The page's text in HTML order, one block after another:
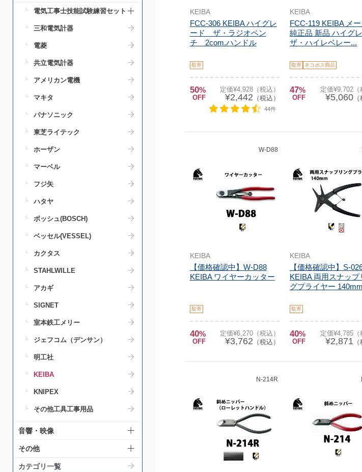
電気工事士技能試験練習セット
三和電気計器
電菱
共立電気計器
アメリカン電機
マキタ
パナソニック
東芝ライテック
ホーザン
マーベル
フジ矢
ハタヤ
ボッシュ(BOSCH)
ベッセル(VESSEL)
カクタス
STAHLWILLE
アカギ
SIGNET
室本鉄工メリー
ジェフコム（デンサン）
明工社
KEIBA
KNIPEX
その他工具工事用品
音響・映像
その他
カテゴリ一覧
KEIBA
FCC-306 KEIBA ハイグレ
ード ザ・ラジオペン
チ 2com.ハンドル
取寄
50%
OFF
定価¥4,928（税込）
¥2,442 （税込）
44件
KEIBA
FCC-119 KEIBA メ
純正品 新品 ハイグ
ザ・ハイレベレー...
取寄 ネコポス商品
47%
OFF
定価¥9,702（
¥5,060（
W-D88
KEIBA
【価格確認中】W-D88
KEIBA ワイヤーカッター
取寄
40%
OFF
定価¥6,270（税込）
¥3,762 （税込）
KEIBA
【価格確認中】S-
KEIBA 両用スナップ
グプライヤー 140mm
取寄
40%
OFF
定価¥4,785（
¥2,871
N-214R